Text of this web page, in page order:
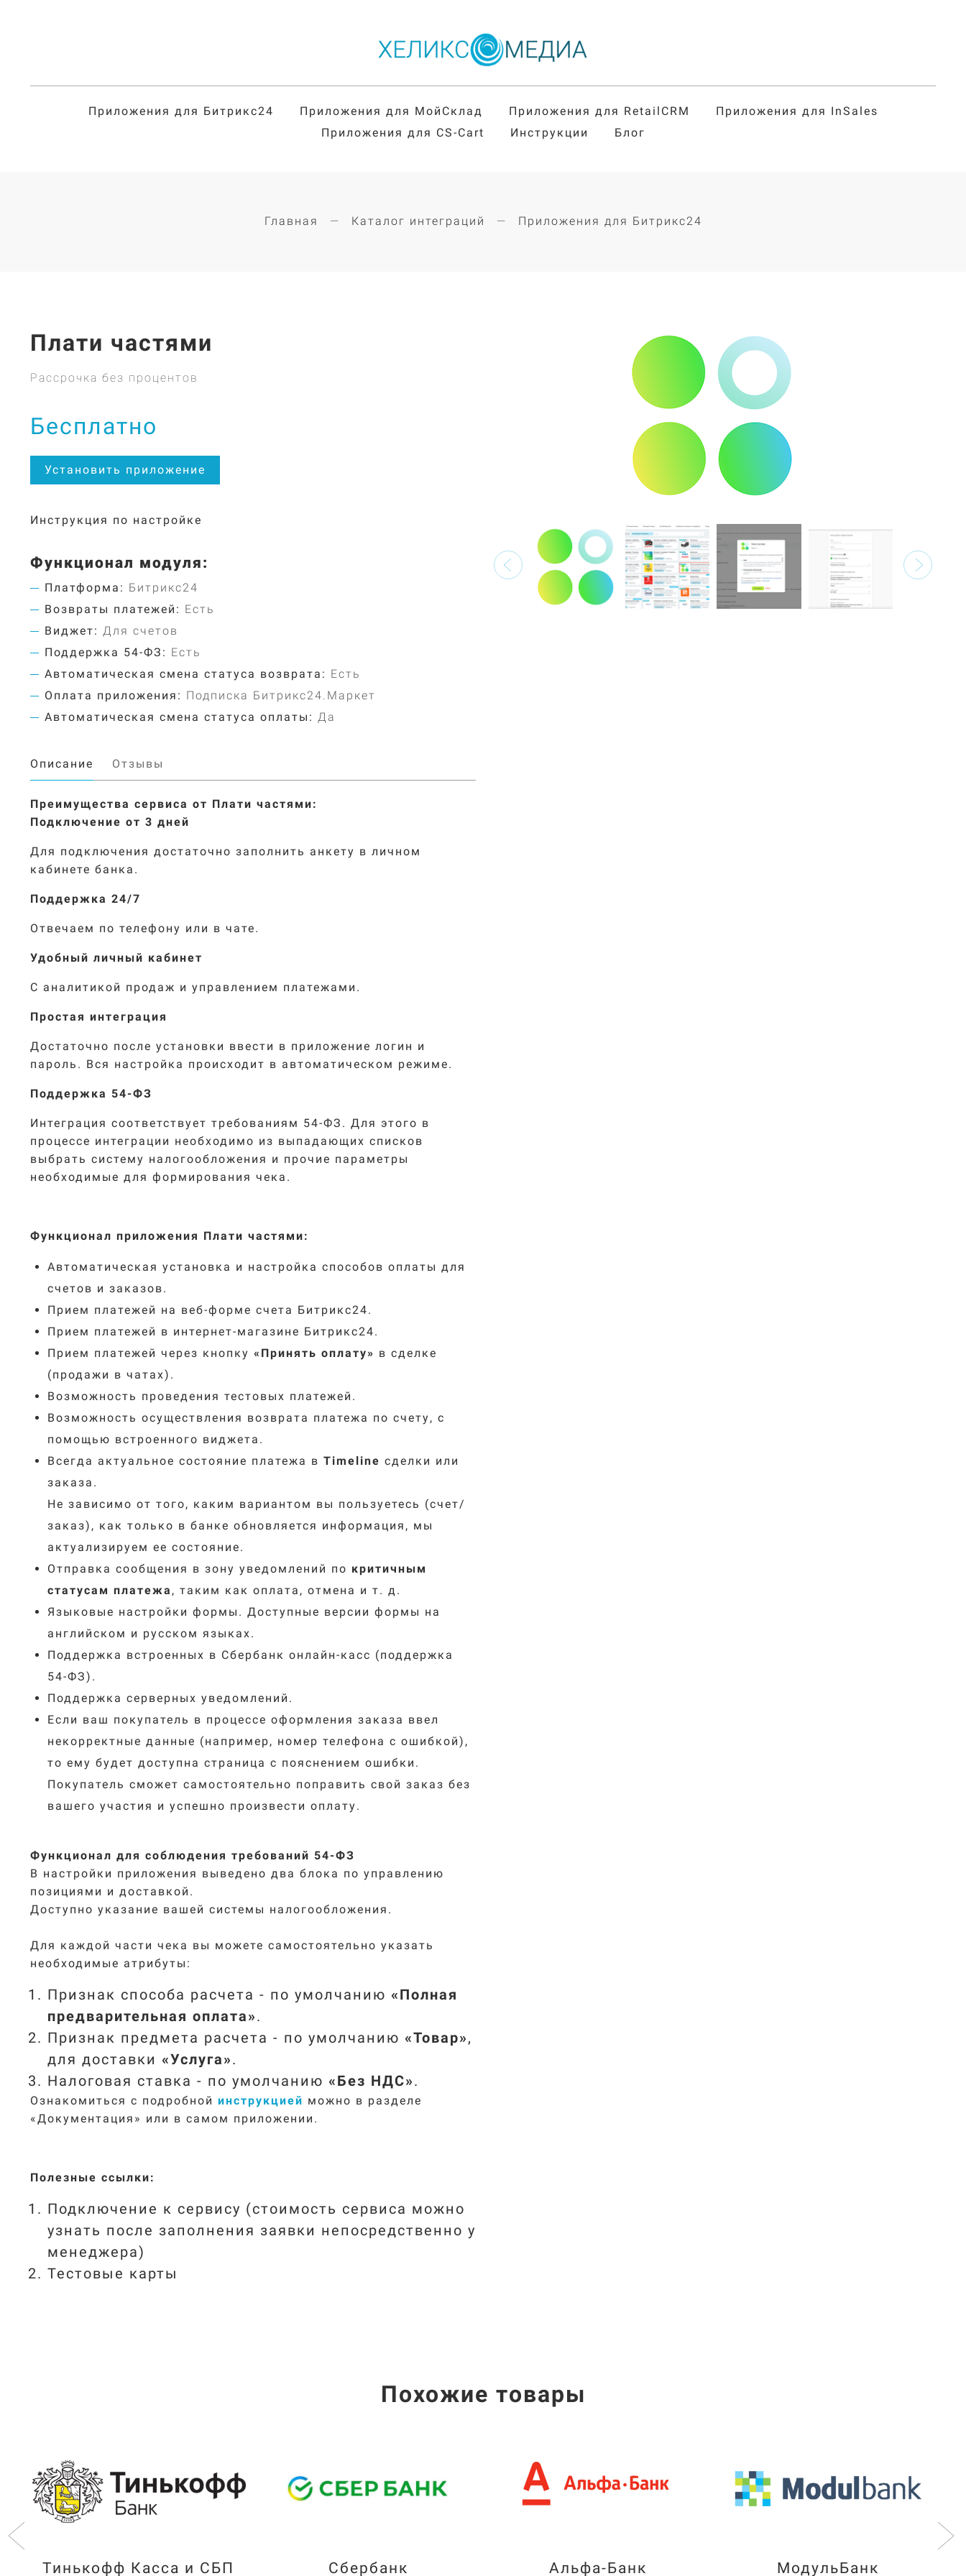
Приложения для Битрикс24 Приложения для МойСклад Приложения для RetailCRM
Приложения для InSales
Приложения для CS-Cart
Инструкции Блог
Главная Каталог интеграций Приложения для Битрикс24
Плати частями
Рассрочка без процентов
Бесплатно
Установить приложение
Инструкция по настройке
Функционал модуля:
Платформа: Битрикс24
Возвраты платежей: Есть
Виджет: Для счетов
Поддержка 54-ФЗ: Есть
Автоматическая смена статуса возврата: Есть
Оплата приложения: Подписка Битрикс24.Маркет
Автоматическая смена статуса оплаты: Да
Описание Отзывы
Преимущества сервиса от Плати частями:
Подключение от 3 дней
Для подключения достаточно заполнить анкету в личном
кабинете банка.
Поддержка 24/7
Отвечаем по телефону или в чате.
Удобный личный кабинет
С аналитикой продаж и управлением платежами.
Простая интеграция
Достаточно после установки ввести в приложение логин и
пароль. Вся настройка происходит в автоматическом режиме.
Поддержка 54-ФЗ
Интеграция соответствует требованиям 54-ФЗ. Для этого в
процессе интеграции необходимо из выпадающих списков
выбрать систему налогообложения и прочие параметры
необходимые для формирования чека.
Функционал приложения Плати частями:
Автоматическая установка и настройка способов оплаты для
счетов и заказов.
Прием платежей на веб-форме счета Битрикс24.
Прием платежей в интернет-магазине Битрикс24.
Прием платежей через кнопку « Принять оплату» в сделке
(продажи в чатах).
Возможность проведения тестовых платежей.
Возможность осуществления возврата платежа по счету, с
помощью встроенного виджета.
Всегда актуальное состояние платежа в Timeline сделки или
заказа.
Не зависимо от того, каким вариантом вы пользуетесь (счет/
заказ), как только в банке обновляется информация, мы
актуализируем ее состояние.
Отправка сообщения в зону уведомлений по критичным
статусам платежа , таким как оплата, отмена и т. д.
Языковые настройки формы. Доступные версии формы на
английском и русском языках.
Поддержка встроенных в Сбербанк онлайн-касс (поддержка
54-ФЗ).
Поддержка серверных уведомлений.
Если ваш покупатель в процессе оформления заказа ввел
некорректные данные (например, номер телефона с ошибкой),
то ему будет доступна страница с пояснением ошибки.
Покупатель сможет самостоятельно поправить свой заказ без
вашего участия и успешно произвести оплату.
Функционал для соблюдения требований 54-ФЗ
В настройки приложения выведено два блока по управлению
позициями и доставкой.
Доступно указание вашей системы налогообложения.
Для каждой части чека вы можете самостоятельно указать
необходимые атрибуты:
Признак способа расчета - по умолчанию «Полная
предварительная оплата».
Признак предмета расчета - по умолчанию «Товар»,
для доставки «Услуга».
Налоговая ставка - по умолчанию «Без НДС».
Ознакомиться с подробной инструкцией можно в разделе
«Документация» или в самом приложении.
Полезные ссылки:
Подключение к сервису (стоимость сервиса можно
узнать после заполнения заявки непосредственно у
менеджера)
Тестовые карты
Похожие товары
Тинькофф Касса и СБП Сбербанк Альфа-Банк МодульБанк